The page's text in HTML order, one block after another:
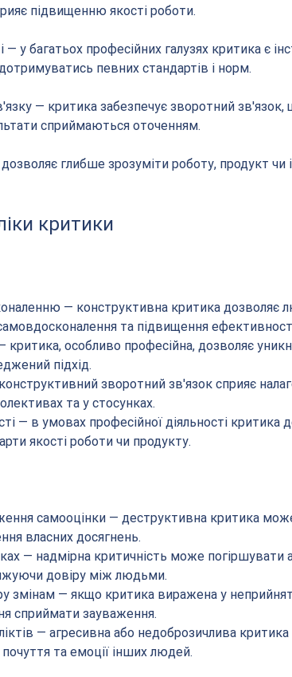
підвищенню якості роботи.
— у багатьох професійних галузях критика є
певних стандартів і норм.
— критика забезпечує зворотний
сприймаються оточенням.
дозволяє глибше зрозуміти роботу, продукт
критики
— конструктивна критика дозволяє
та підвищення
критика, особливо професійна, дозволяє
підхід.
зворотний зв'язок сприяє
та у стосунках.
— в умовах професійної діяльності критика
якості роботи чи продукту.
самооцінки — деструктивна критика
власних досягнень.
— надмірна критичність може погіршувати
довіру між людьми.
змінам — якщо критика виражена у
сприймати зауваження.
— агресивна або недоброзичлива
почуття та емоції інших людей.